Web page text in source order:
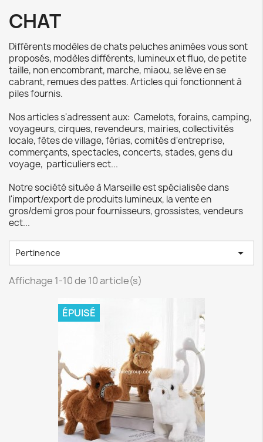
CHAT
Différents modèles de chats peluches animées vous sont
proposés, modèles différents, lumineux et fluo, de petite
taille, non encombrant, marche, miaou, se lève en se
cabrant, remues des pattes. Articles qui fonctionnent à
piles fournis.
Nos articles s'adressent aux: Camelots, forains, camping,
voyageurs, cirques, revendeurs, mairies, collectivités
locale, fêtes de village, férias, comités d'entreprise,
commerçants, spectacles, concerts, stades, gens du
voyage, particuliers ect...
Notre société située à Marseille est spécialisée dans
l'import/export de produits lumineux, la vente en
gros/demi gros pour fournisseurs, grossistes, vendeurs
ect...
Pertinence 
Affichage 1-10 de 10 article(s)
ÉPUISÉ